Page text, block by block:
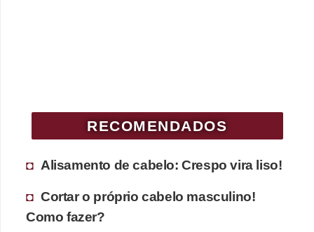
RECOMENDADOS
Alisamento de cabelo: Crespo vira liso!
Cortar o próprio cabelo masculino!
Como fazer?